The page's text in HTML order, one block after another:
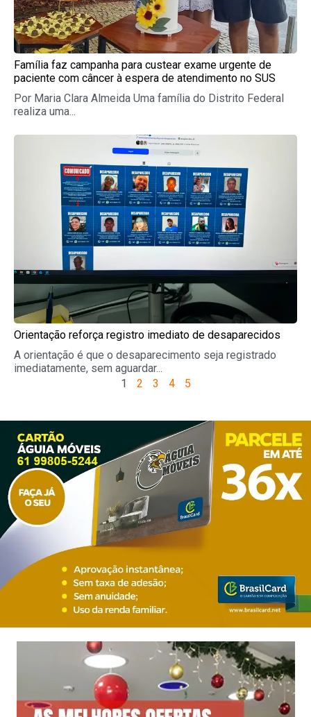
Família faz campanha para custear exame urgente de
paciente com câncer à espera de atendimento no SUS
Por Maria Clara Almeida Uma família do Distrito Federal
realiza uma...
Orientação reforça registro imediato de desaparecidos
A orientação é que o desaparecimento seja registrado
imediatamente, sem aguardar...
1 2 3 4 5